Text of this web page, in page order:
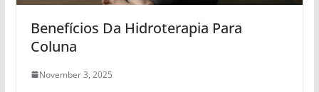
Benefícios Da Hidroterapia Para
Coluna
November 3, 2025